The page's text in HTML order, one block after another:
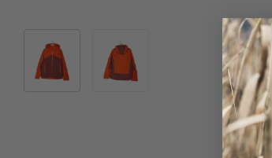
Bild 2 in Galerieansicht laden